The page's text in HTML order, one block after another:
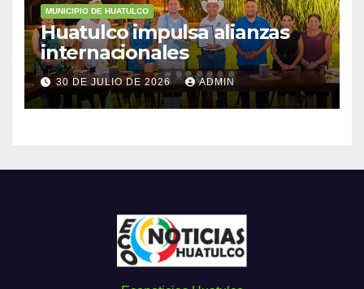
MUNICIPIO DE HUATULCO
Huatulco impulsa alianzas
internacionales
30 DE JULIO DE 2026 ADMIN